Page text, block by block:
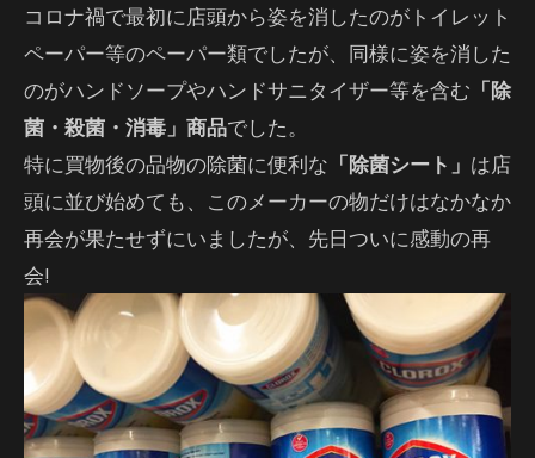
コロナ禍で最初に店頭から姿を消したのがトイレット
ペーパー等のペーパー類でしたが、同様に姿を消した
のがハンドソープやハンドサニタイザー等を含む 「除
菌・殺菌・消毒」商品でした。
特に買物後の品物の除菌に便利な 「除菌シート」 は店
頭に並び始めても、このメーカーの物だけはなかなか
再会が果たせずにいましたが、先日ついに感動の再
会!